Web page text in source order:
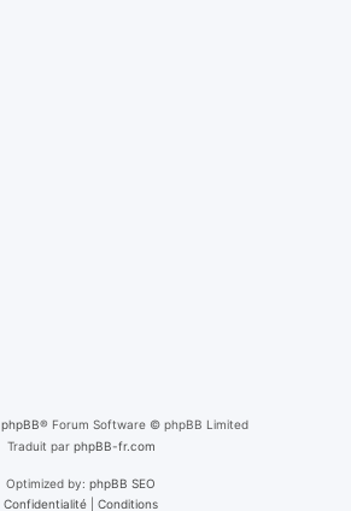
phpBB® Forum Software © phpBB Limited
Traduit par phpBB-fr.com
Optimized by: phpBB SEO
Confidentialité
Conditions